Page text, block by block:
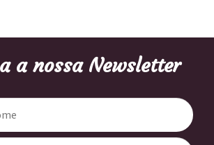
a nossa Newsletter